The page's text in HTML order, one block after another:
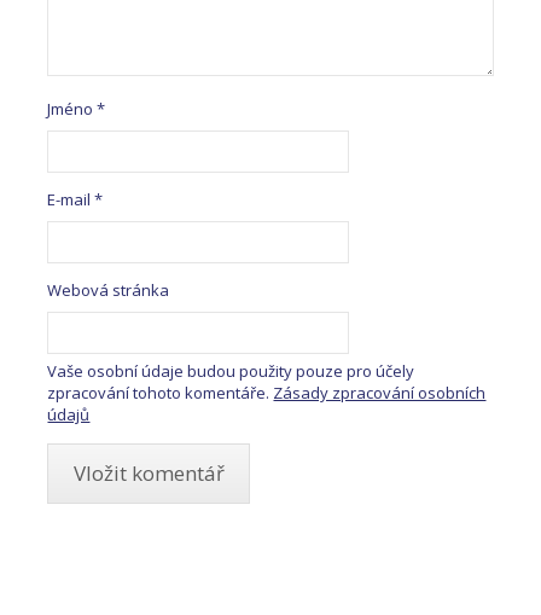
Jméno*
E-mail*
Webová stránka
Vaše osobní údaje budou použity pouze pro účely
zpracování tohoto komentáře. Zásady zpracování osobních
údajů